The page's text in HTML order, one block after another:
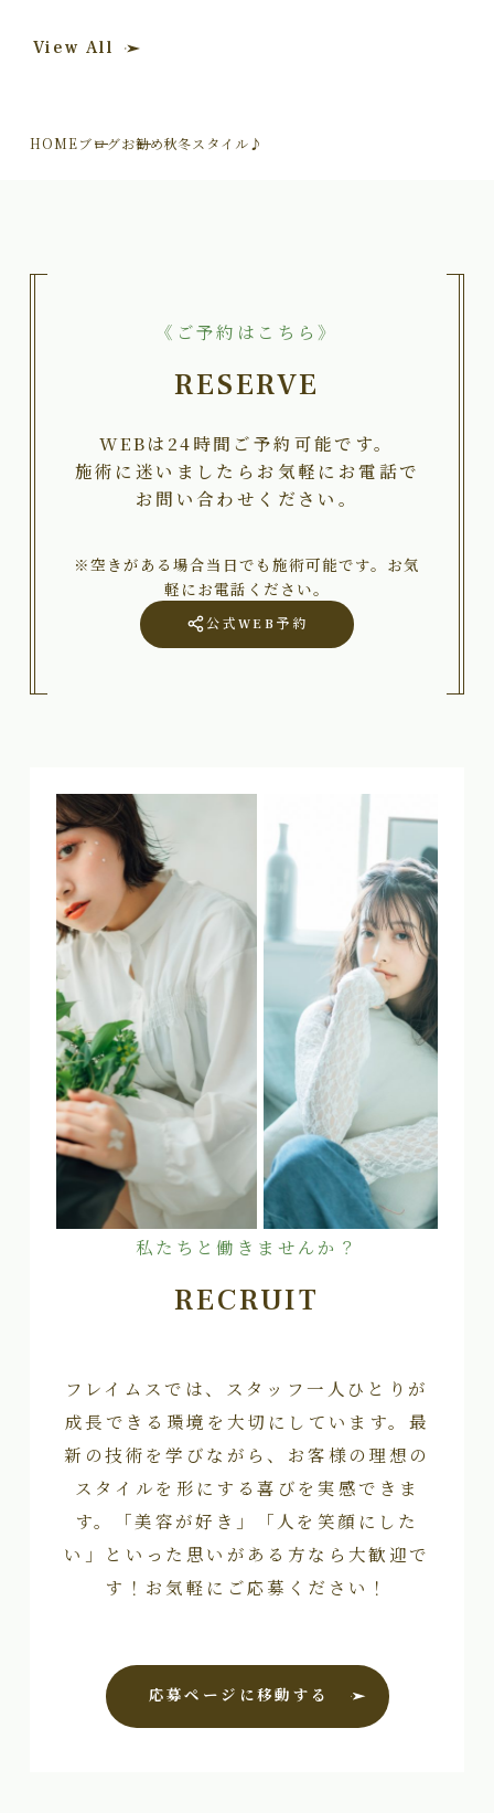
View All
HOMEブログお勧め秋冬スタイル♪
《ご予約はこちら》
RESERVE
WEBは24時間ご予約可能です。
施術に迷いましたらお気軽にお電話で
お問い合わせください。
※空きがある場合当日でも施術可能です。お気
軽にお電話ください。
公式WEB予約
私たちと働きませんか？
RECRUIT
フレイムスでは、スタッフ一人ひとりが
成長できる環境を大切にしています。最
新の技術を学びながら、お客様の理想の
スタイルを形にする喜びを実感できま
す。「美容が好き」「人を笑顔にした
い」といった思いがある方なら大歓迎で
す！お気軽にご応募ください！
応募ページに移動する